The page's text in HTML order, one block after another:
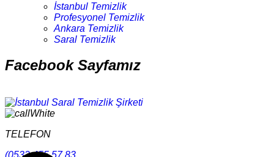
İstanbul Temizlik
Profesyonel Temizlik
Ankara Temizlik
Saral Temizlik
Facebook Sayfamız
TELEFON